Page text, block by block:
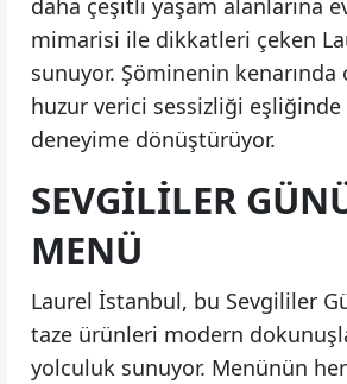
daha çeşitli yaşam alanlarına
mimarisi ile dikkatleri çeken
sunuyor. Şöminenin
huzur verici sessizliği
deneyime dönüştürüyor.
SEVGILILER
MENÜ
Laurel İstanbul, bu Sevgililer
taze ürünleri modern
yolculuk sunuyor. Menünün